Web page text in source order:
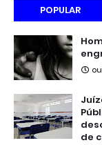
POPULAR
de